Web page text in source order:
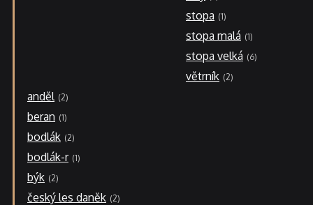
anděl 2
beran 1
bodlák 2
bodlák-r 1
býk 2
český les daněk 2
stopa 1
stopa malá 1
stopa velká 6
větrník 2